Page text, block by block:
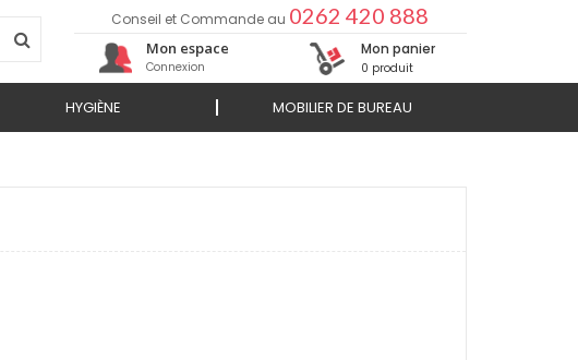
Conseil et Commande au 0262 420 888
Mon espace
Connexion
Mon panier
0 produit
HYGIÈNE MOBILIER DE BUREAU